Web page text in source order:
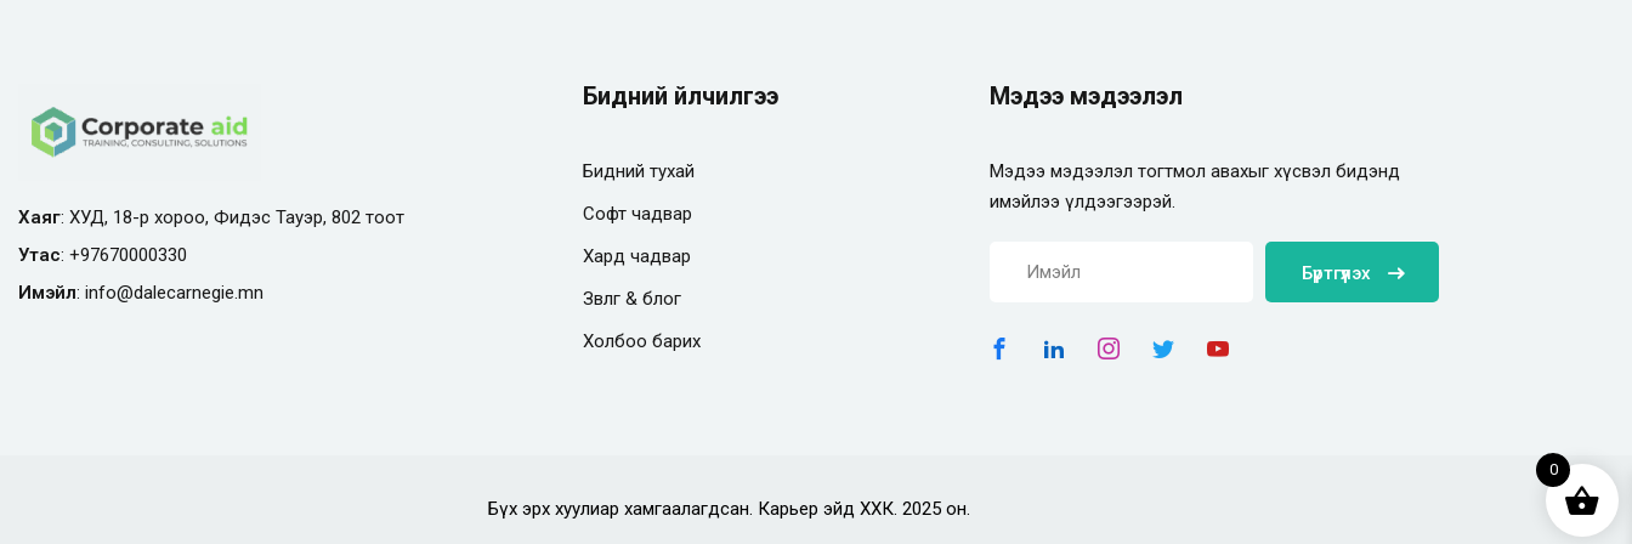
Хаяг: ХУД, 18-р хороо, Фидэс Тауэр, 802 тоот
Утас: +97670000330
Имэйл: info@dalecarnegie.mn
Бидний үйлчилгээ
Бидний тухай
Софт чадвар
Хард чадвар
Зөвлөгөө & блог
Холбоо барих
Мэдээ мэдээлэл
Мэдээ мэдээлэл тогтмол авахыг хүсвэл бидэнд
имэйлээ үлдээгээрэй.
Бүртгүүлэх
Бүх эрх хуулиар хамгаалагдсан. Карьер эйд ХХК. 2025 он.
0